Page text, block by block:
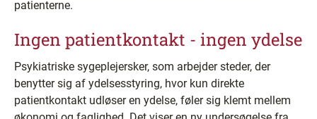
patienterne.
Ingen patientkontakt - ingen ydelse
Psykiatriske sygeplejersker, som arbejder steder, der
benytter sig af ydelsesstyring, hvor kun direkte
patientkontakt udløser en ydelse, føler sig klemt mellem